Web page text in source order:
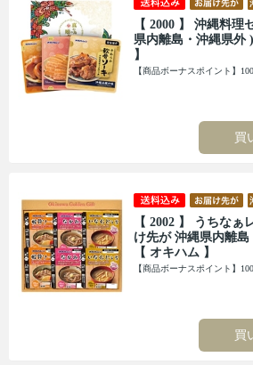
【 2000 】 沖縄料
県内離島・沖縄県外
】
【商品ボーナスポイント】
買
【 2002 】 うちな
け先が 沖縄県内離
【 オキハム 】
【商品ボーナスポイント】
買